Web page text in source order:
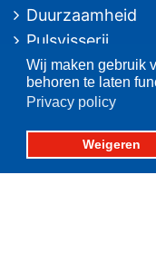
Wij maken gebruik
behoren te laten
Privacy policy
Weigeren
Duurzaamheid
Pulsvisserij
Innovatie
Algemeen/
Vissers voor
Op deze